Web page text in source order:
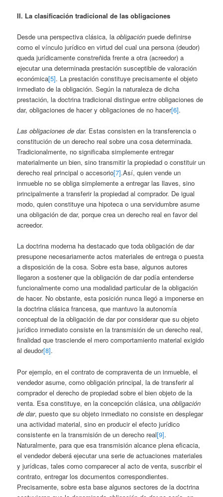
II. La clasificación tradicional de las obligaciones
Desde una perspectiva clásica, laobligación puede definirse
como el vínculo jurídico en virtud del cual una persona (deudor)
queda jurídicamente constreñida frente a otra (acreedor) a
ejecutar una determinada prestación susceptible de valoración
económica[5]. La prestación constituye precisamente el objeto
inmediato de la obligación. Según la naturaleza de dicha
prestación, la doctrina tradicional distingue entre obligaciones de
dar, obligaciones de hacer y obligaciones de no hacer[6].
Las obligaciones de dar. Estas consisten en la transferencia o
constitución de un derecho real sobre una cosa determinada.
Tradicionalmente, no significaba simplemente entregar
materialmente un bien, sino transmitir la propiedad o constituir un
derecho real principal o accesorio[7].Así, quien vende un
inmueble no se obliga simplemente a entregar las llaves, sino
principalmente a transferir la propiedad al comprador. De igual
modo, quien constituye una hipoteca o una servidumbre asume
una obligación de dar, porque crea un derecho real en favor del
acreedor.
La doctrina moderna ha destacado que toda obligación de dar
presupone necesariamente actos materiales de entrega o puesta
a disposición de la cosa. Sobre esta base, algunos autores
llegaron a sostener que la obligación de dar podía entenderse
funcionalmente como una modalidad particular de la obligación
de hacer. No obstante, esta posición nunca llegó a imponerse en
la doctrina clásica francesa, que mantuvo la autonomía
conceptual de la obligación de dar por considerar que su objeto
jurídico inmediato consiste en la transmisión de un derecho real,
finalidad que trasciende el mero comportamiento material exigido
al deudor[8].
Por ejemplo, en el contrato de compraventa de un inmueble, el
vendedor asume, como obligación principal, la de transferir al
comprador el derecho de propiedad sobre el bien objeto de la
venta. Esa constituye, en la concepción clásica, unaobligación
de dar, puesto que su objeto inmediato no consiste en desplegar
una actividad material, sino en producir el efecto jurídico
consistente en la transmisión de un derecho real[9].
Naturalmente, para que esa transmisión alcance plena eficacia,
el vendedor deberá ejecutar una serie de actuaciones materiales
y jurídicas, tales como comparecer al acto de venta, suscribir el
contrato, entregar los documentos correspondientes.
Precisamente, sobre esta base algunos sectores de la doctrina